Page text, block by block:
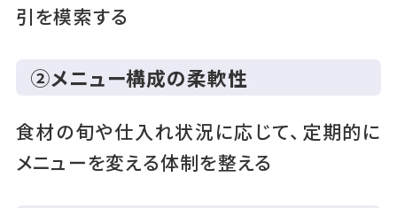
引を模索する
②メニュー構成の柔軟性
食材の旬や仕入れ状況に応じて、定期的に
メニューを変える体制を整える